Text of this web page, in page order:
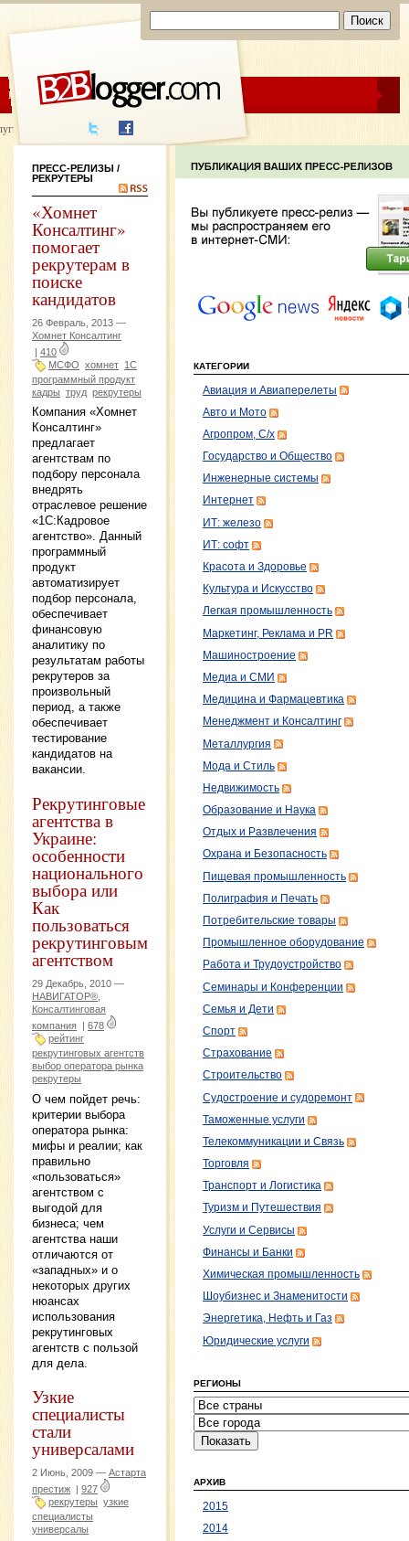
ЦЕНЫ ПОМОЩЬ
написания
ПРЕСС-РЕЛИЗЫ /
РЕКРУТЕРЫ
«Хомнет
Консалтинг»
помогает
рекрутерам в
поиске
кандидатов
26 Февраль, 2013 —
Хомнет Консалтинг
| 410
МСФО хомнет 1С
программный продукт
кадры труд рекрутеры
Компания «Хомнет
Консалтинг»
предлагает
агентствам по
подбору персонала
внедрять
отраслевое решение
«1С:Кадровое
агентство». Данный
программный
продукт
автоматизирует
подбор персонала,
обеспечивает
финансовую
аналитику по
результатам работы
рекрутеров за
произвольный
период, а также
обеспечивает
тестирование
кандидатов на
вакансии.
Рекрутинговые
агентства в
Украине:
особенности
национального
выбора или
Как
пользоваться
рекрутинговым
агентством
29 Декабрь, 2010 —
НАВИГАТОР®,
Консалтинговая
компания | 678
рейтинг
рекрутинговых агентств
выбор оператора рынка
рекрутеры
О чем пойдет речь:
критерии выбора
оператора рынка:
мифы и реалии; как
правильно
«пользоваться»
агентством с
выгодой для
бизнеса; чем
агентства наши
отличаются от
«западных» и о
некоторых других
нюансах
использования
рекрутинговых
агентств с пользой
для дела.
Узкие
специалисты
стали
универсалами
2 Июнь, 2009 — Астарта
престиж
927
рекрутеры узкие
специалисты
универсалы
КАТЕГОРИИ
Авиация и Авиаперелеты
Авто и Мото
Агропром, С/х
Государство и Общество
Инженерные системы
Интернет
ИТ: железо
ИТ: софт
Красота и Здоровье
Культура и Искусство
Легкая промышленность
Маркетинг, Реклама и PR
Машиностроение
Медиа и СМИ
Медицина и Фармацевтика
Менеджмент и Консалтинг
Металлургия
Мода и Стиль
Недвижимость
Образование и Наука
Отдых и Развлечения
Охрана и Безопасность
Пищевая промышленность
Полиграфия и Печать
Потребительские товары
Промышленное оборудование
Работа и Трудоустройство
Семинары и Конференции
Семья и Дети
Спорт
Страхование
Строительство
Судостроение и судоремонт
Таможенные услуги
Телекоммуникации и Связь
Торговля
Транспорт и Логистика
Туризм и Путешествия
Услуги и Сервисы
Финансы и Банки
Химическая промышленность
Шоубизнес и Знаменитости
Энергетика, Нефть и Газ
Юридические услуги
РЕГИОНЫ
АРХИВ
2015
2014